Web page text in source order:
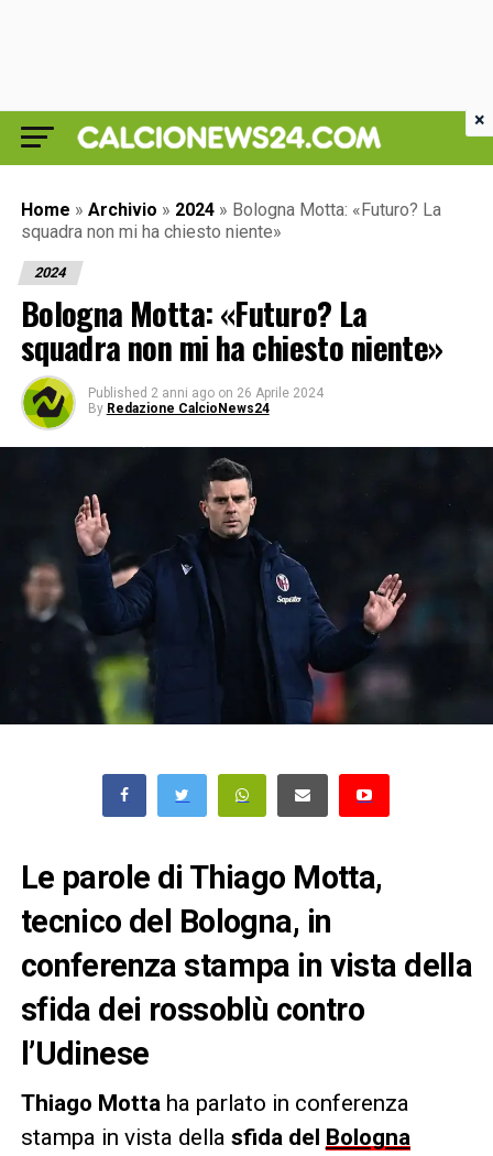
Home » Archivio » 2024 » Bologna Motta: «Futuro? La
squadra non mi ha chiesto niente»
2024
Bologna Motta: «Futuro? La
squadra non mi ha chiesto niente»
Published 2 anni ago on 26 Aprile 2024
By Redazione CalcioNews24
Le parole di Thiago Motta,
tecnico del Bologna, in
conferenza stampa in vista della
sfida dei rossoblù contro
l’Udinese
Thiago Motta ha parlato in conferenza
stampa in vista della sfida del Bologna
×